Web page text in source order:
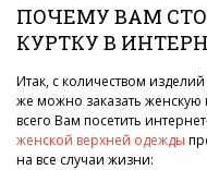
ПОЧЕМУ ВАМ
КУРТКУ В
Итак, с количеством
же можно заказать женскую
всего Вам посетить
женской верхней одежды
на все случаи жизни: